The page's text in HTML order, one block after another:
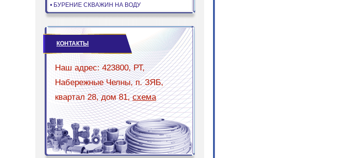
• БУРЕНИЕ СКВАЖИН НА ВОДУ
КОНТАКТЫ
Наш адрес: 423800, РТ,
Набережные Челны, п. ЗЯБ,
квартал 28, дом 81,схема